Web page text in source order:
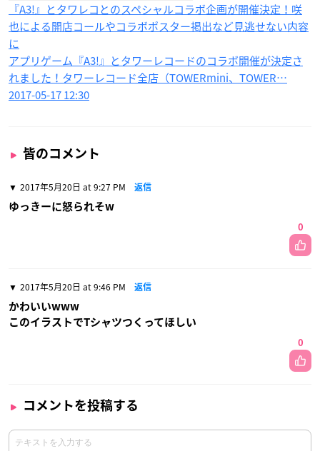
『A3!』とタワレコとのスペシャルコラボ企画が開催決定！咲
也による開店コールやコラボポスター掲出など見逃せない内容
に
アプリゲーム『A3!』とタワーレコードのコラボ開催が決定さ
れました！タワーレコード全店（TOWERmini、TOWER…
2017-05-17 12:30
皆のコメント
2017年5月20日 at 9:27 PM 返信
ゆっきーに怒られそw
0
2017年5月20日 at 9:46 PM 返信
かわいいwww
このイラストでTシャツつくってほしい
0
コメントを投稿する